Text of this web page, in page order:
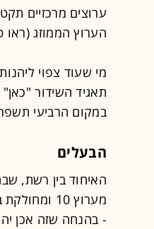
ערוצים מרכזיים
הערוץ הממוזג (ראו
מי שעוד צפוי
תאגיד השידור
במקום הרביעי
הבעלים
- בהנחה שזה אכן